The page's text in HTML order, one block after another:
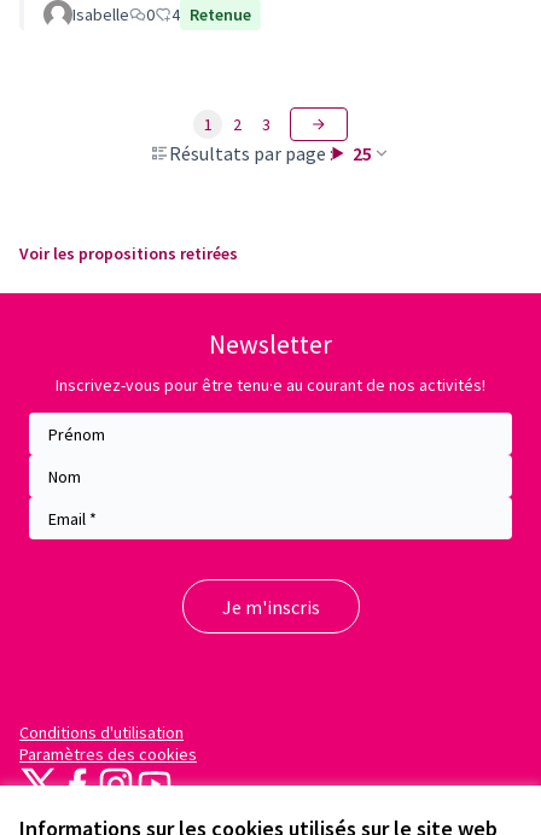
Informations sur les cookies utilisés sur le site web
Isabelle 0 4 Retenue
Résultats par page : 25
1 2 3
Voir les propositions retirées
Newsletter
Inscrivez-vous pour être tenu·e au courant de nos activités!
Conditions d'utilisation
Paramètres des cookies
X
FacebookInstagram
YouTube